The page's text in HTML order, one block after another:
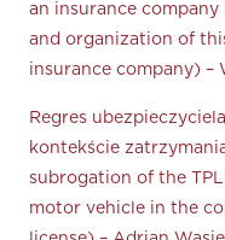
an insurance
and organization of
insurance company) –
Regres
kontekście
subrogation of the
motor vehicle in the